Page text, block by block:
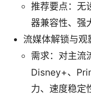
推荐要点：无
器兼容性、强
流媒体解锁与观
需求：对主流
Disney+、
力、速度稳定